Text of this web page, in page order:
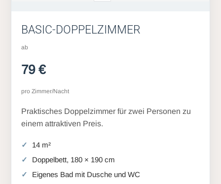
BASIC-DOPPELZIMMER
ab
79 €
pro Zimmer/Nacht
Praktisches Doppelzimmer für zwei Personen zu
einem attraktiven Preis.
14 m²
Doppelbett, 180 × 190 cm
Eigenes Bad mit Dusche und WC